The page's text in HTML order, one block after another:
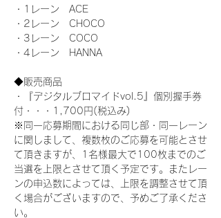
・1レーン　ACE
・2レーン　CHOCO
・3レーン　COCO
・4レーン　HANNA
◆販売商品
・『デジタルブロマイドvol.5』個別握手券
付・・・1,700円(税込み)
※同一応募期間における同じ部・同一レーン
に関しまして、複数枚のご応募を可能とさせ
て頂きますが、1名様最大で100枚までのご
当選を上限とさせて頂く予定です。またレー
ンの申込数によっては、上限を調整させて頂
く場合がございますので、予めご了承くださ
い。